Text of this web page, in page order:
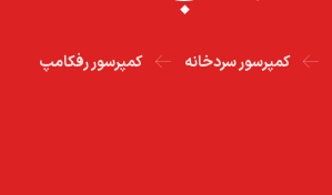
کمپرسور سردخانه کمپرسور رفکامپ